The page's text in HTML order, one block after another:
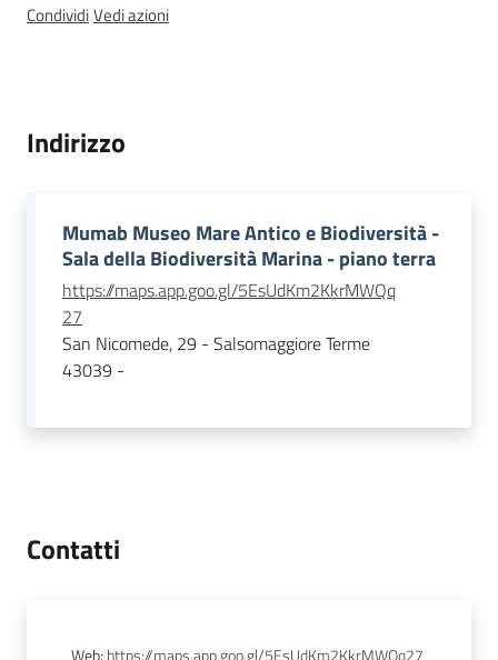
Agenda
Dati del territorio
Governance locale
CondividiVedi azioni
Indirizzo
Mumab Museo Mare Antico e Biodiversità -
Sala della Biodiversità Marina - piano terra
https://maps.app.goo.gl/5EsUdKm2KkrMWQq
27
San Nicomede, 29 - Salsomaggiore Terme
43039 -
Contatti